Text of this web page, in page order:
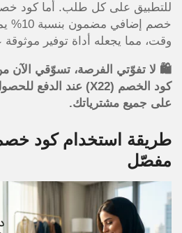
للتطبيق على كل طلب. أما كود
خصم
وقت، مما يجعله أداة توفير موثوقة
🛍️ لا تفوّتي الفرصة، تسوّقي
على جميع مشترياتك.
طريقة استخدام كود
مفصّل